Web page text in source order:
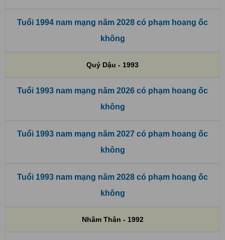
Tuổi 1994 nam mạng năm 2028 có phạm hoang ốc
không
Quý Dậu - 1993
Tuổi 1993 nam mạng năm 2026 có phạm hoang ốc
không
Tuổi 1993 nam mạng năm 2027 có phạm hoang ốc
không
Tuổi 1993 nam mạng năm 2028 có phạm hoang ốc
không
Nhâm Thân - 1992